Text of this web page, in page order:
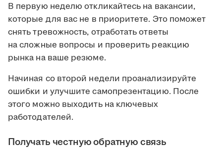
В первую неделю откликайтесь на вакансии,
которые для вас не в приоритете. Это поможет
снять тревожность, отработать ответы
на сложные вопросы и проверить реакцию
рынка на ваше резюме.
Начиная со второй недели проанализируйте
ошибки и улучшите самопрезентацию. После
этого можно выходить на ключевых
работодателей.
Получать честную обратную связь